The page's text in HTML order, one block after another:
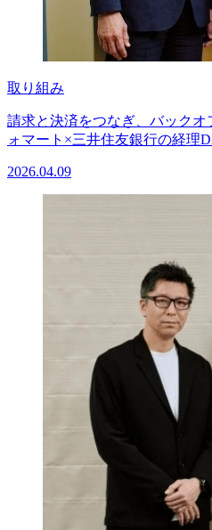
取り組み
請求と決済をつなぎ、バック
ォマート×三井住友銀行の経理
2026.04.09